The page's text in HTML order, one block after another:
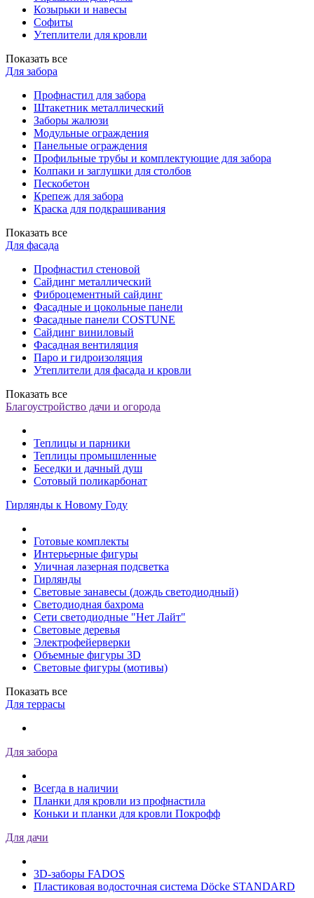
Козырьки и навесы
Софиты
Утеплители для кровли
Показать все
Для забора
Профнастил для забора
Штакетник металлический
Заборы жалюзи
Модульные ограждения
Панельные ограждения
Профильные трубы и комплектующие для забора
Колпаки и заглушки для столбов
Пескобетон
Крепеж для забора
Краска для подкрашивания
Показать все
Для фасада
Профнастил стеновой
Сайдинг металлический
Фиброцементный сайдинг
Фасадные и цокольные панели
Фасадные панели COSTUNE
Сайдинг виниловый
Фасадная вентиляция
Паро и гидроизоляция
Утеплители для фасада и кровли
Показать все
Благоустройство дачи и огорода
Теплицы и парники
Теплицы промышленные
Беседки и дачный душ
Сотовый поликарбонат
Гирлянды к Новому Году
Готовые комплекты
Интерьерные фигуры
Уличная лазерная подсветка
Гирлянды
Световые занавесы (дождь светодиодный)
Светодиодная бахрома
Сети светодиодные "Нет Лайт"
Световые деревья
Электрофейерверки
Объемные фигуры 3D
Световые фигуры (мотивы)
Показать все
Для террасы
Для забора
Всегда в наличии
Планки для кровли из профнастила
Коньки и планки для кровли Покрофф
Для дачи
3D-заборы FADOS
Пластиковая водосточная система Döcke STANDARD